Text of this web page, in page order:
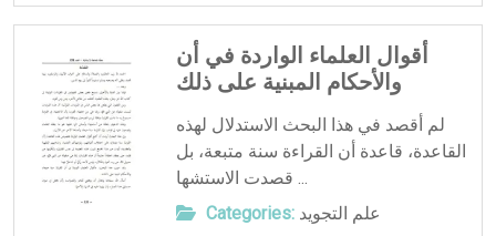
أقوال العلماء الواردة في أن
والأحكام المبنية على ذلك
لم أقصد في هذا البحث الاستدلال لهذه
القاعدة، قاعدة أن القراءة سنة متبعة، بل
قصدت الاستشها ...
Categories: علم التجويد